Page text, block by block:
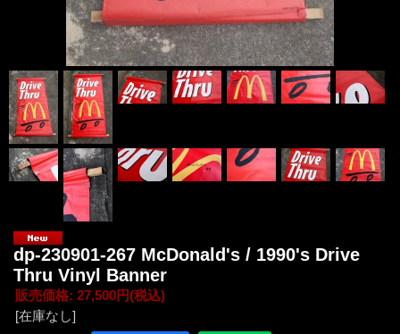
dp-230901-267 McDonald's / 1990's Drive
Thru Vinyl Banner
販売価格: 27,500円(税込)
[在庫なし]